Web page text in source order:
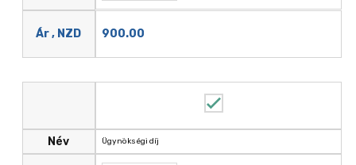
Ár , NZD 900.00
Név Ügynökségi díj